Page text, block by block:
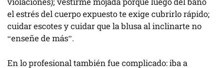
el estrés del cuerpo expuesto te exige cubrirlo rápido;
cuidar escotes y cuidar que la blusa al inclinarte no
“enseñe de más”.
En lo profesional también fue complicado: iba a